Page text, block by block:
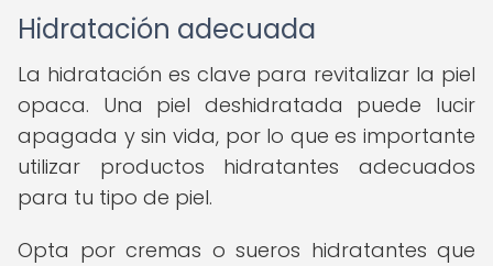
Hidratación adecuada
La hidratación es clave para revitalizar la piel
opaca. Una piel deshidratada puede lucir
apagada y sin vida, por lo que es importante
utilizar productos hidratantes adecuados
para tu tipo de piel.
Opta por cremas o sueros hidratantes que